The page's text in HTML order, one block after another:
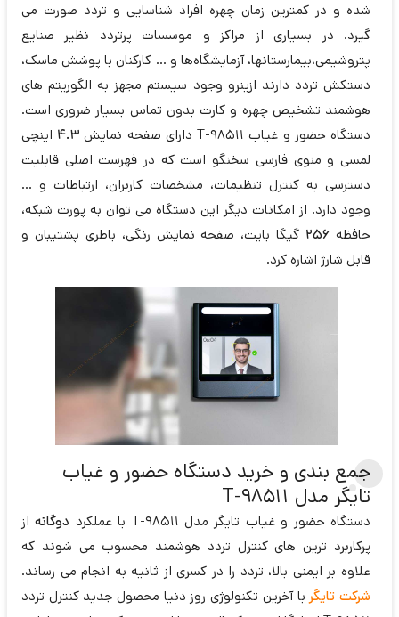
شده و در کمترین زمان چهره افراد شناسایی و تردد صورت می
گیرد. در بسیاری از مراکز و موسسات پرتردد نظیر صنایع
پتروشیمی،بیمارستانها، آزمایشگاه‌ها و ... کارکنان با پوشش ماسک،
دستکش تردد دارند ازینرو وجود سیستم مجهز به الگوریتم های
هوشمند تشخیص چهره و کارت بدون تماس بسیار ضروری است.
دستگاه حضور و غیاب T-98511 دارای صفحه نمایش
4.3 اینچی
لمسی و منوی فارسی سخنگو است که در فهرست اصلی قابلیت
دسترسی به کنترل تنظیمات، مشخصات کاربران، ارتباطات و ...
وجود دارد. از امکانات دیگر این دستگاه می توان به پورت شبکه،
حافظه 256 گیگا بایت، صفحه نمایش رنگی، باطری پشتیبان و
قابل شارژ اشاره کرد.
جمع بندی و خرید دستگاه حضور و غیاب
تایگر مدل T-98511
دستگاه حضور و غیاب تایگر مدل T-98511 با عملکرد دوگانهاز
پرکاربرد ترین های کنترل تردد هوشمند محسوب می شوند که
علاوه بر ایمنی بالا، تردد را در کسری از ثانیه به انجام می رساند.
شرکت تایگر با آخرین تکنولوژی روز دنیا محصول جدید کنترل تردد